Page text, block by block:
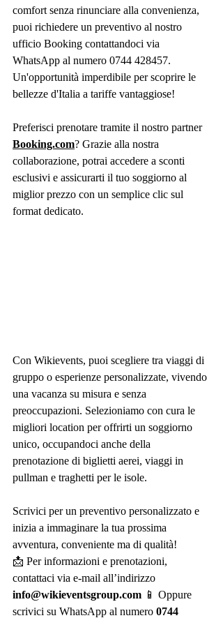
comfort senza rinunciare alla convenienza,
puoi richiedere un preventivo al nostro
ufficio Booking contattandoci via
WhatsApp al numero 0744 428457.
Un'opportunità imperdibile per scoprire le
bellezze d'Italia a tariffe vantaggiose!
Preferisci prenotare tramite il nostro partner
Booking.com? Grazie alla nostra
collaborazione, potrai accedere a sconti
esclusivi e assicurarti il tuo soggiorno al
miglior prezzo con un semplice clic sul
format dedicato.
Con Wikievents, puoi scegliere tra viaggi di
gruppo o esperienze personalizzate, vivendo
una vacanza su misura e senza
preoccupazioni. Selezioniamo con cura le
migliori location per offrirti un soggiorno
unico, occupandoci anche della
prenotazione di biglietti aerei, viaggi in
pullman e traghetti per le isole.
Scrivici per un preventivo personalizzato e
inizia a immaginare la tua prossima
avventura, conveniente ma di qualità!
📩 Per informazioni e prenotazioni,
contattaci via e-mail all’indirizzo
info@wikieventsgroup.com 📱 Oppure
scrivici su WhatsApp al numero 0744